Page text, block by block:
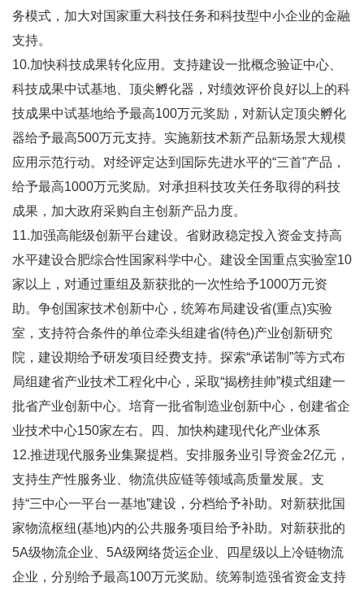
务模式，加大对国家重大科技任务和科技型中小企业的金融
支持。
10.加快科技成果转化应用。支持建设一批概念验证中心、
科技成果中试基地、顶尖孵化器，对绩效评价良好以上的科
技成果中试基地给予最高100万元奖励，对新认定顶尖孵化
器给予最高500万元支持。实施新技术新产品新场景大规模
应用示范行动。对经评定达到国际先进水平的“三首”产品，
给予最高1000万元奖励。对承担科技攻关任务取得的科技
成果，加大政府采购自主创新产品力度。
11.加强高能级创新平台建设。省财政稳定投入资金支持高
水平建设合肥综合性国家科学中心。建设全国重点实验室10
家以上，对通过重组及新获批的一次性给予1000万元资
助。争创国家技术创新中心，统筹布局建设省(重点)实验
室，支持符合条件的单位牵头组建省(特色)产业创新研究
院，建设期给予研发项目经费支持。探索“承诺制”等方式布
局组建省产业技术工程化中心，采取“揭榜挂帅”模式组建一
批省产业创新中心。培育一批省制造业创新中心，创建省企
业技术中心150家左右。四、加快构建现代化产业体系
12.推进现代服务业集聚提档。安排服务业引导资金2亿元，
支持生产性服务业、物流供应链等领域高质量发展。支
持“三中心一平台一基地”建设，分档给予补助。对新获批国
家物流枢纽(基地)内的公共服务项目给予补助。对新获批的
5A级物流企业、5A级网络货运企业、四星级以上冷链物流
企业，分别给予最高100万元奖励。统筹制造强省资金支持